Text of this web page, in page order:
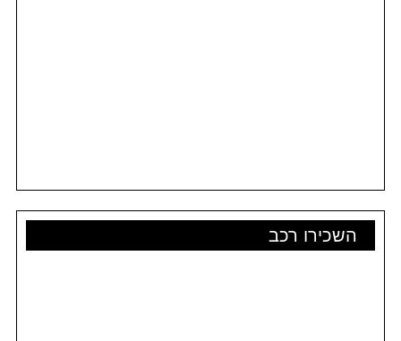
השכירו רכב